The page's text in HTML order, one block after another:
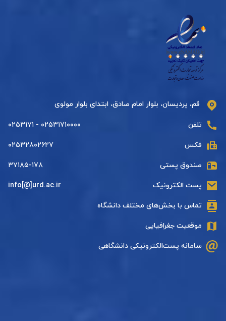
قم، پردیسان، بلوار امام صادق، ابتدای بلوار مولوی
تلفن ۰۲۵۳۱۷۱۰۰۰۰ - ۰۲۵۳۱۷۱
فکس ۰۲۵۳۲۸۰۲۶۲۷
صندوق پستی ۳۷۱۸۵-۱۷۸
پست الکترونیک info[@]urd.ac.ir
تماس با بخش‌های مختلف دانشگاه
موقعیت جغرافیایی
سامانه پست‌الکترونیکی دانشگاهی